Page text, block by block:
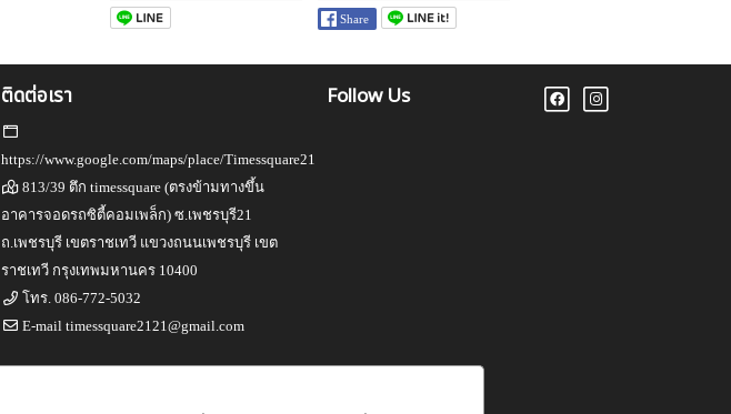
ติดต่อเรา
https://www.google.com/maps/place/Timessquare21
813/39 ตึก timessquare (ตรงข้ามทางขึ้น
อาคารจอดรถซิตี้คอมเพล็ก) ซ.เพชรบุรี21
ถ.เพชรบุรี เขตราชเทวี แขวงถนนเพชรบุรี เขต
ราชเทวี กรุงเทพมหานคร 10400
โทร.086-772-5032
E-mailtimessquare2121@gmail.com
Follow Us